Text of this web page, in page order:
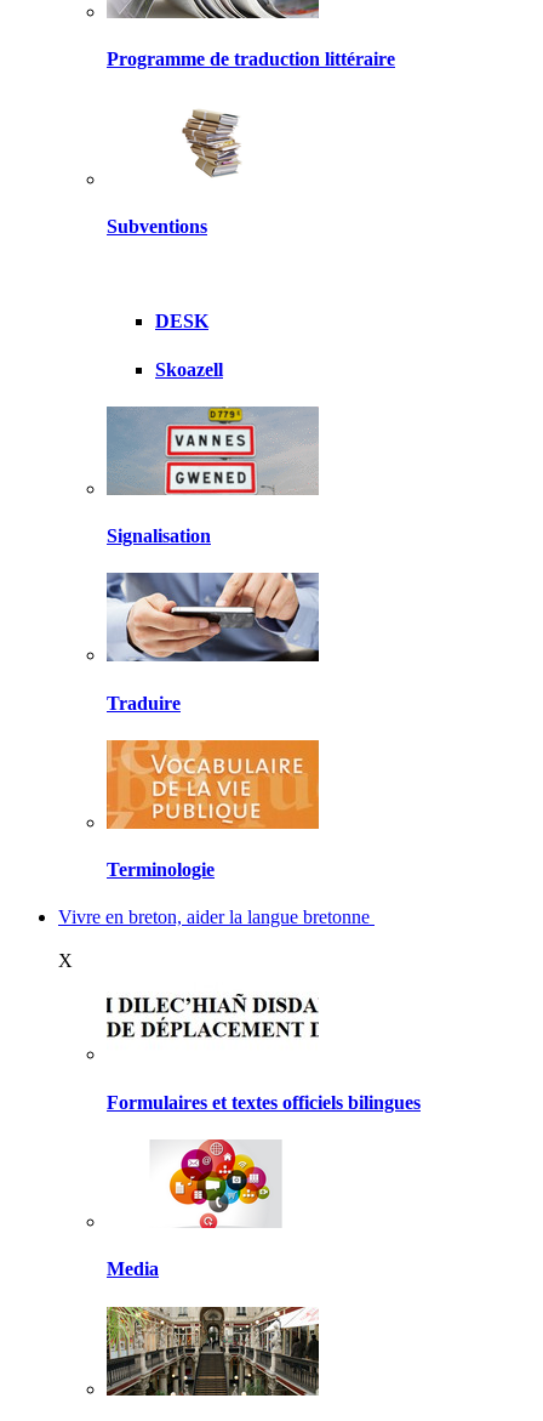
Programme de traduction littéraire
Subventions
DESK
Skoazell
Signalisation
Traduire
Terminologie
Vivre en breton, aider la langue bretonne
X
Formulaires et textes officiels bilingues
Media